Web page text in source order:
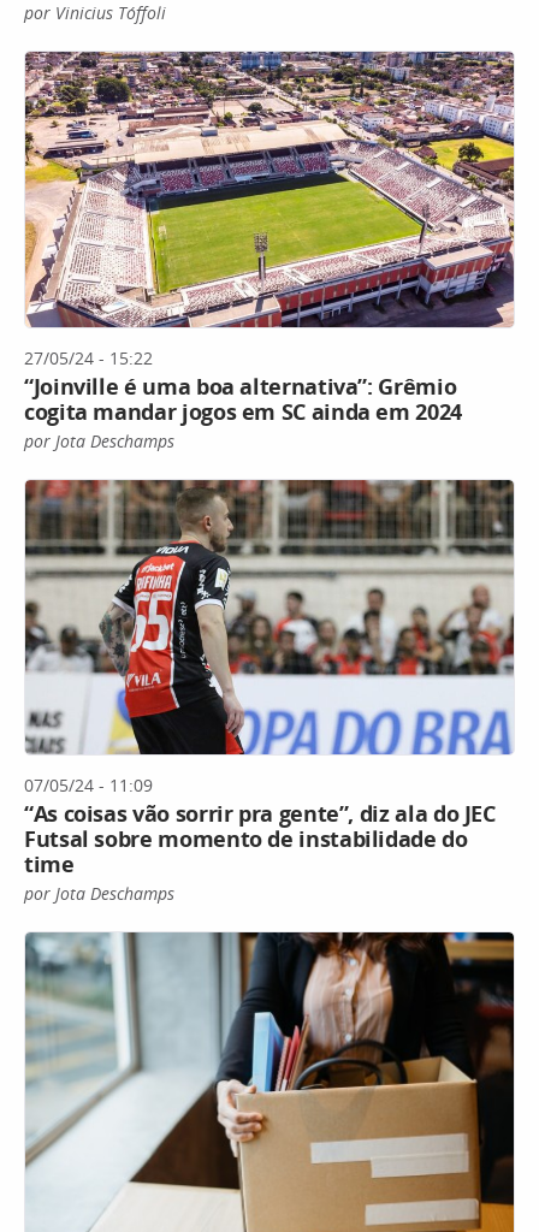
por Vinicius Tóffoli
27/05/24 - 15:22
“Joinville é uma boa alternativa”: Grêmio
cogita mandar jogos em SC ainda em 2024
por Jota Deschamps
07/05/24 - 11:09
“As coisas vão sorrir pra gente”, diz ala do JEC
Futsal sobre momento de instabilidade do
time
por Jota Deschamps